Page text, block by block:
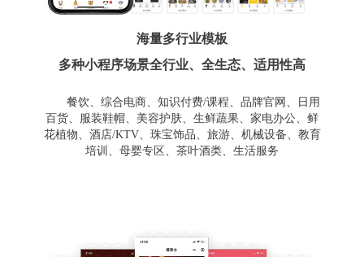
海量多行业模板
多种小程序场景全行业、全生态、适用性高
餐饮、综合电商、知识付费/课程、品牌官网、日用
百货、服装鞋帽、美容护肤、生鲜蔬果、家电办公、鲜
花植物、酒店/KTV、珠宝饰品、旅游、机械设备、教育
培训、母婴专区、茶叶酒类、生活服务